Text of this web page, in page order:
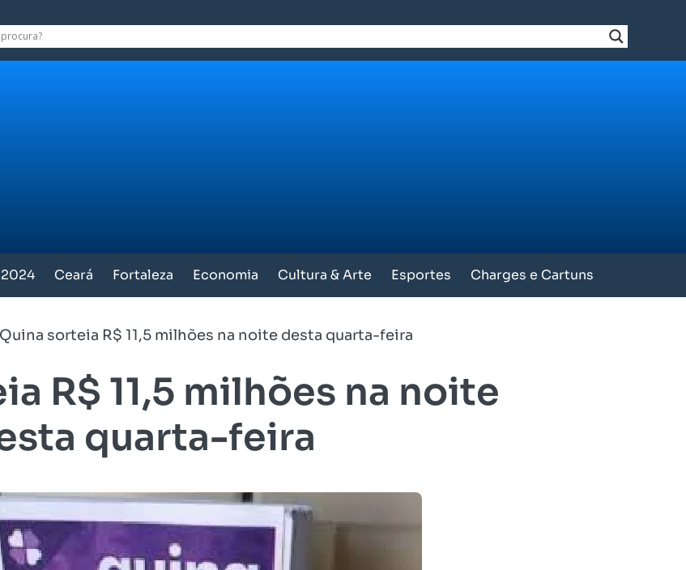
Ceará Fortaleza Economia Cultura & Arte Esportes Charges e Cartuns
Quina sorteia R$ 11,5 milhões na noite desta quarta-feira
R$ 11,5 milhões na noite
quarta-feira